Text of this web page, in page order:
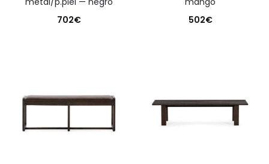
702€
502€